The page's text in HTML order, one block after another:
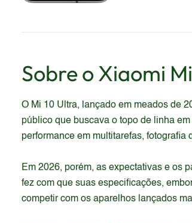
Sobre o Xiaomi
O Mi 10 Ultra, lançado em meados de
público que buscava o topo de linha
performance em multitarefas,
Em 2026, porém, as expectativas e os
fez com que suas especificações,
competir com os aparelhos lançados